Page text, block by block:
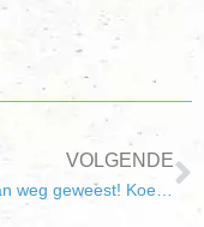
VOLGENDE
Terug van weg geweest! Koekjes actie!